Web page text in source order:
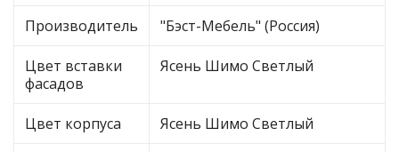
Производитель "Бэст-Мебель" (Россия)
Цвет вставки
фасадов
Ясень Шимо Светлый
Цвет корпуса Ясень Шимо Светлый